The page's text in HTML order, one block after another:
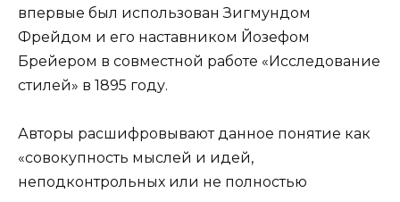
впервые был использован Зигмундом
Фрейдом и его наставником Йозефом
Брейером в совместной работе «Исследование
стилей» в 1895 году.
Авторы расшифровывают данное понятие как
«совокупность мыслей и идей,
неподконтрольных или не полностью